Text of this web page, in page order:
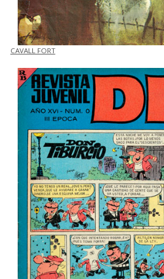
CAVALL FORT